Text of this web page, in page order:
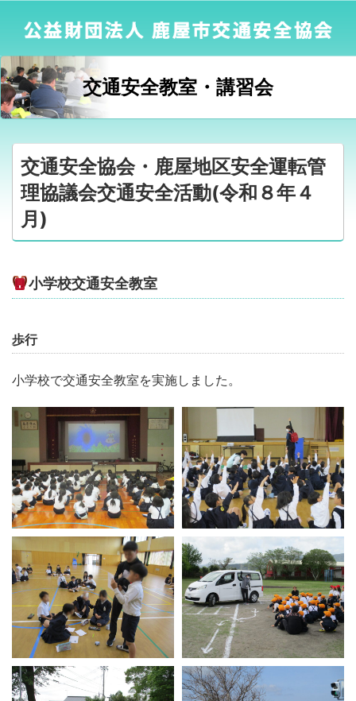
交通安全教室・講習会
交通安全協会・鹿屋地区安全運転管
理協議会交通安全活動(令和８年４
月)
小学校交通安全教室
歩行
小学校で交通安全教室を実施しました。